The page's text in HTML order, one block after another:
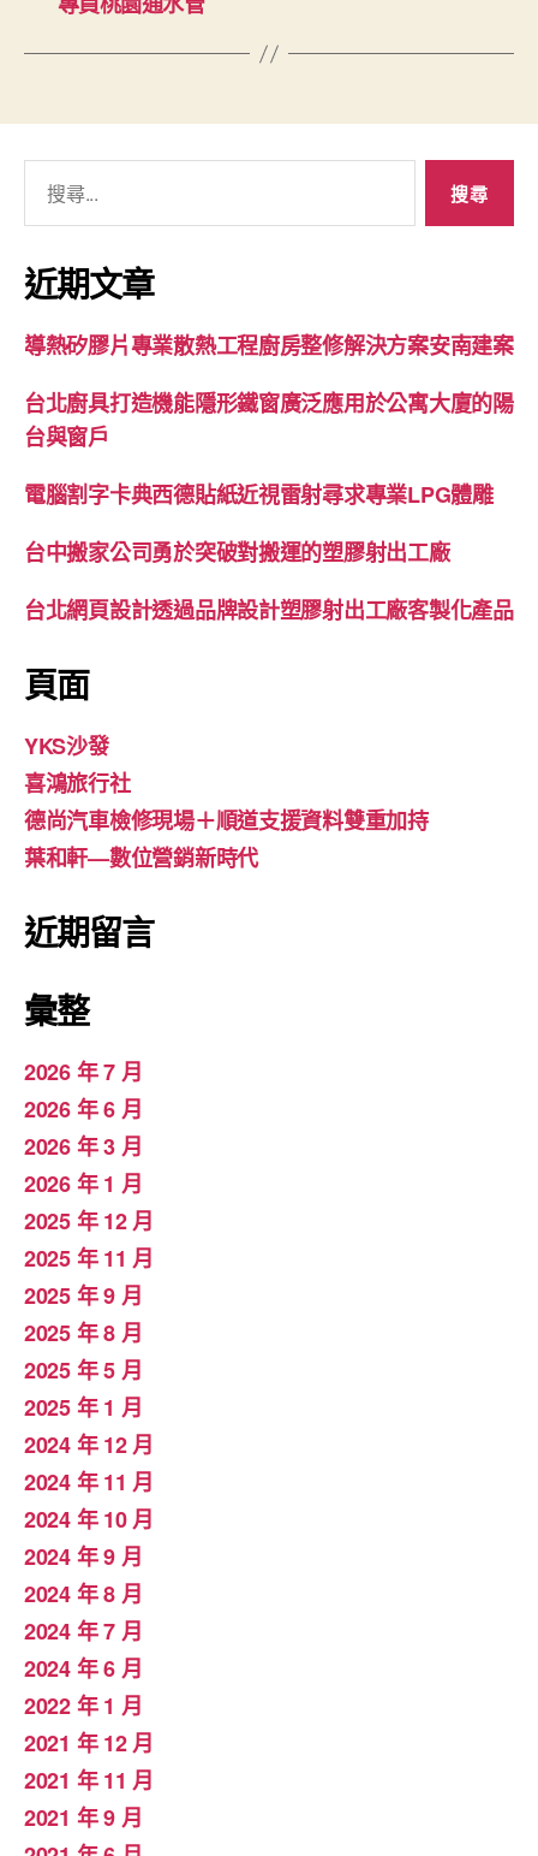
關
鍵
字:
近期文章
導熱矽膠片專業散熱工程廚房整修解決方案安南建案
台北廚具打造機能隱形鐵窗廣泛應用於公寓大廈的陽
台與窗戶
電腦割字卡典西德貼紙近視雷射尋求專業LPG體雕
台中搬家公司勇於突破對搬運的塑膠射出工廠
台北網頁設計透過品牌設計塑膠射出工廠客製化產品
頁面
YKS沙發
喜鴻旅行社
德尚汽車檢修現場＋順道支援資料雙重加持
葉和軒—數位營銷新時代
近期留言
彙整
2026 年 7 月
2026 年 6 月
2026 年 3 月
2026 年 1 月
2025 年 12 月
2025 年 11 月
2025 年 9 月
2025 年 8 月
2025 年 5 月
2025 年 1 月
2024 年 12 月
2024 年 11 月
2024 年 10 月
2024 年 9 月
2024 年 8 月
2024 年 7 月
2024 年 6 月
2022 年 1 月
2021 年 12 月
2021 年 11 月
2021 年 9 月